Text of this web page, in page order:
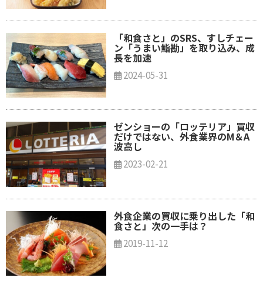
「和食さと」のSRS、すしチェー
ン「うまい鮨勘」を取り込み、成
長を加速
2024-05-31
ゼンショーの「ロッテリア」買収
だけではない、外食業界のM＆A
波高し
2023-02-21
外食企業の買収に乗り出した「和
食さと」次の一手は？
2019-11-12